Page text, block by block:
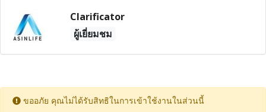
Clarificator
ผู้เยี่ยมชม
ขออภัย คุณไม่ได้รับสิทธิในการเข้าใช้งานในส่วนนี้